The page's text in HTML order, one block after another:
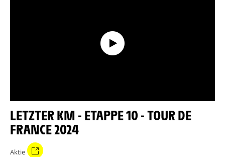
LETZTER KM - ETAPPE 10 - TOUR DE
FRANCE 2024
Aktie